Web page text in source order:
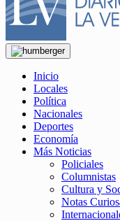
Inicio
Locales
Política
Nacionales
Deportes
Economía
Más Noticias
Policiales
Columnistas
Cultura y
Notas